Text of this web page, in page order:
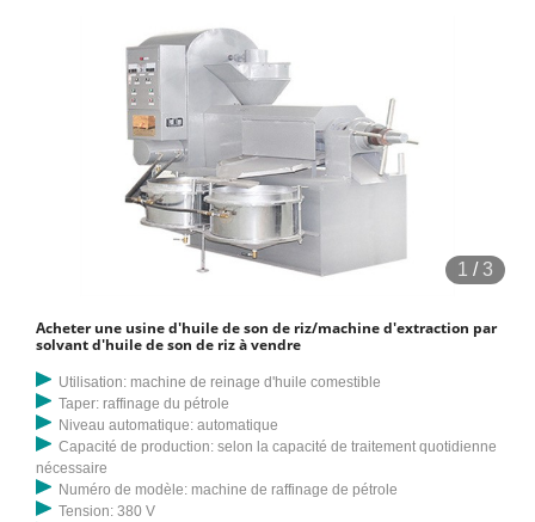
1 /3
Acheter une usine d'huile de son de riz/machine d'extraction par
solvant d'huile de son de riz à vendre
Utilisation: machine de reinage d'huile comestible
Taper: raffinage du pétrole
Niveau automatique: automatique
Capacité de production: selon la capacité de traitement quotidienne
nécessaire
Numéro de modèle: machine de raffinage de pétrole
Tension: 380 V